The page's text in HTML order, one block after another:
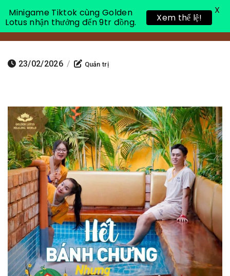
Toggle
23/02/2026 / Quản trị
Minigame Tiktok cùng Golden
Lotus nhận thưởng đến 9tr đồng.
Xem thể lệ!
X